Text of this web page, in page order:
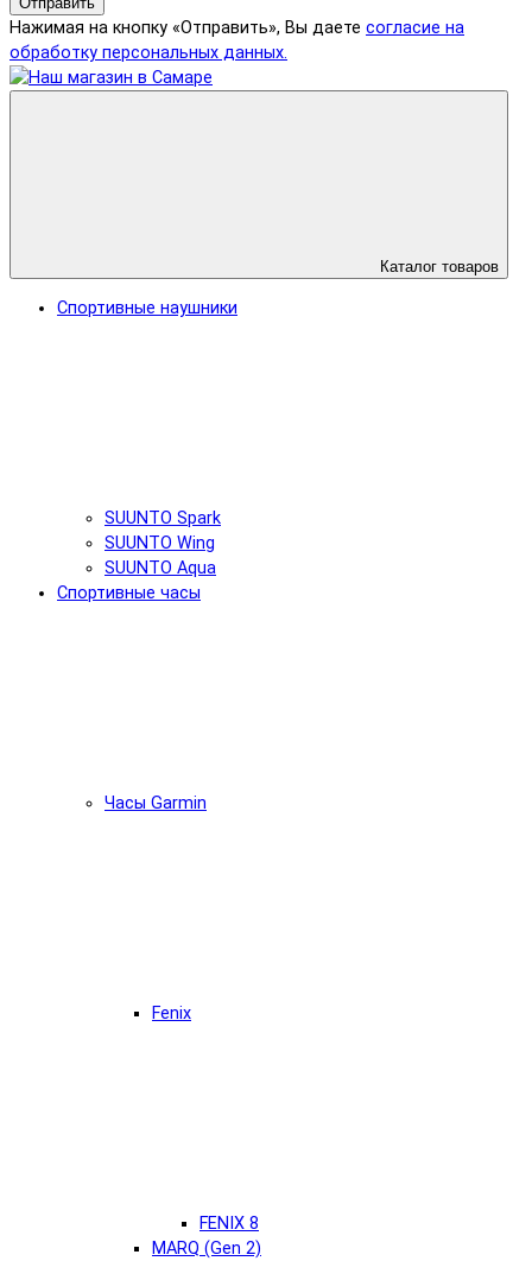
Нажимая на кнопку «Отправить», Вы даете согласие на
обработку персональных данных.
Каталог товаров
Спортивные наушники
SUUNTO Spark
SUUNTO Wing
SUUNTO Aqua
Спортивные часы
Часы Garmin
Fenix
FENIX 8
MARQ (Gen 2)